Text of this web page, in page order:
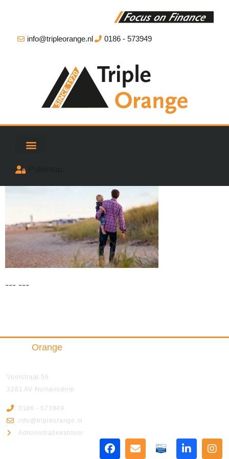
info@tripleorange.nl 0186 - 573949
--- ---
Orange
Voorstraat 56
3281 AV Numansdorp
0186 - 573949
info@tripleorange.nl
Administratiekantoor